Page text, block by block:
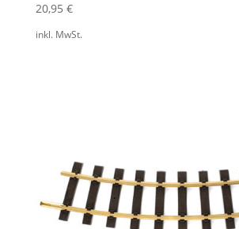
20,95 €
inkl. MwSt.